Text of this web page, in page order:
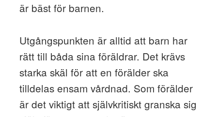
är bäst för barnen.
Utgångspunkten är alltid att barn har
rätt till båda sina föräldrar. Det krävs
starka skäl för att en förälder ska
tilldelas ensam vårdnad. Som förälder
är det viktigt att självkritiskt granska sig